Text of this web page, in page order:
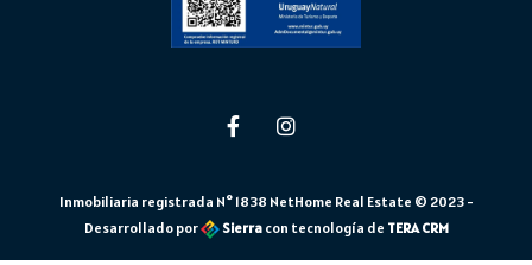
Inmobiliaria registrada N° 1838 NetHome Real Estate © 2023 -
Desarrollado por
Sierra con tecnología de TERA CRM